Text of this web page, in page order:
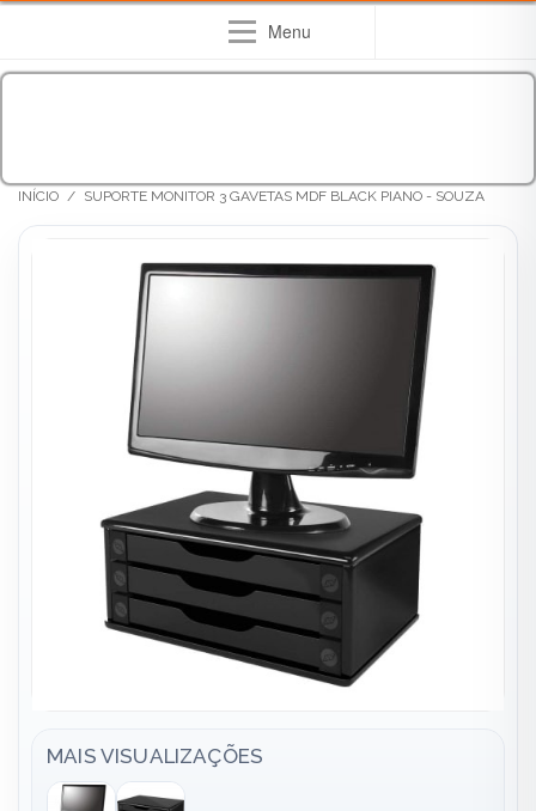
Menu
INÍCIO / SUPORTE MONITOR 3 GAVETAS MDF BLACK PIANO - SOUZA
MAIS VISUALIZAÇÕES